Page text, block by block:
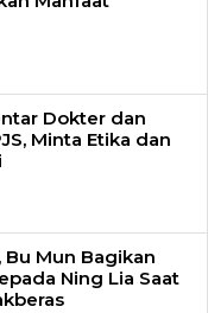
Dokter dan
Minta Etika dan
Bu Mun Bagikan
Ning Lia Saat